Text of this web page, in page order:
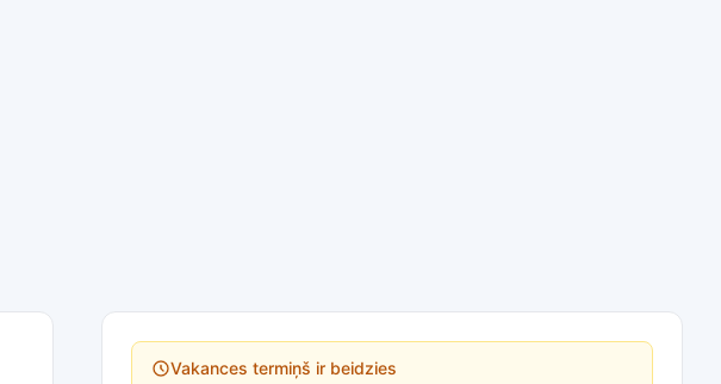
Vakances termiņš ir beidzies